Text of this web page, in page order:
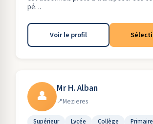
pé. ..
Voir le profil
👤 Mr H. Alban
Mezieres
Supérieur Lycée Collège Primaire